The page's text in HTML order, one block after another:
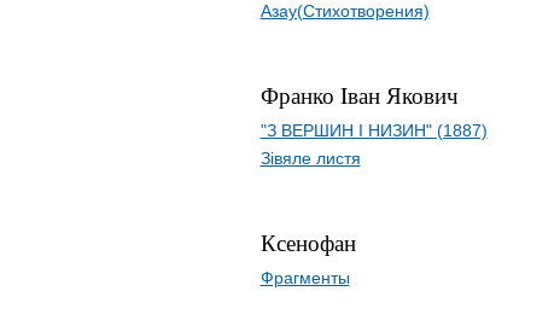
Азау(Стихотворения)
Франко Iван Якович
"З ВЕРШИН І НИЗИН" (1887)
Зівяле листя
Ксенофан
Фрагменты